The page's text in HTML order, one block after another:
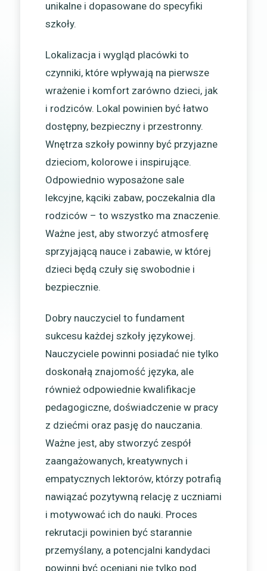
unikalne i dopasowane do specyfiki
szkoły.
Lokalizacja i wygląd placówki to
czynniki, które wpływają na pierwsze
wrażenie i komfort zarówno dzieci, jak
i rodziców. Lokal powinien być łatwo
dostępny, bezpieczny i przestronny.
Wnętrza szkoły powinny być przyjazne
dzieciom, kolorowe i inspirujące.
Odpowiednio wyposażone sale
lekcyjne, kąciki zabaw, poczekalnia dla
rodziców – to wszystko ma znaczenie.
Ważne jest, aby stworzyć atmosferę
sprzyjającą nauce i zabawie, w której
dzieci będą czuły się swobodnie i
bezpiecznie.
Dobry nauczyciel to fundament
sukcesu każdej szkoły językowej.
Nauczyciele powinni posiadać nie tylko
doskonałą znajomość języka, ale
również odpowiednie kwalifikacje
pedagogiczne, doświadczenie w pracy
z dziećmi oraz pasję do nauczania.
Ważne jest, aby stworzyć zespół
zaangażowanych, kreatywnych i
empatycznych lektorów, którzy potrafią
nawiązać pozytywną relację z uczniami
i motywować ich do nauki. Proces
rekrutacji powinien być starannie
przemyślany, a potencjalni kandydaci
powinni być oceniani nie tylko pod